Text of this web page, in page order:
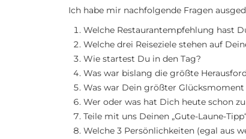
Ich habe mir nachfolgende Fragen
Welche Restaurantempfehlung hast
Welche drei Reiseziele stehen auf
Wie startest Du in den Tag?
Was war bislang die größte
Was war Dein größter
Wer oder was hat Dich heute schon
Teile mit uns Deinen „Gute-Laune-
Welche 3 Persönlichkeiten (egal aus